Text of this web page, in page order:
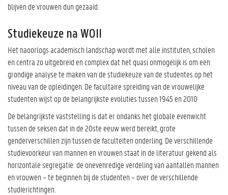
blijven de vrouwen dun gezaaid.
Studiekeuze na WOII
Het naoorlogs academisch landschap wordt met alle instituten, scholen
en centra zo uitgebreid en complex dat het quasi onmogelijk is om een
grondige analyse te maken van de studiekeuze van de studentes op het
niveau van de opleidingen. De facultaire spreiding van de vrouwelijke
studenten wijst op de belangrijkste evoluties tussen 1945 en 2010
De belangrijkste vaststelling is dat er ondanks het globale evenwicht
tussen de seksen dat in de 20ste eeuw werd bereikt, grote
genderverschillen zijn tussen de faculteiten onderling. De verschillende
studievoorkeur van mannen en vrouwen staat in de literatuur gekend als
horizontale segregatie: de onevenredige verdeling van aantallen mannen
en vrouwen – te beginnen bij de studenten – over de verschillende
studierichtingen.